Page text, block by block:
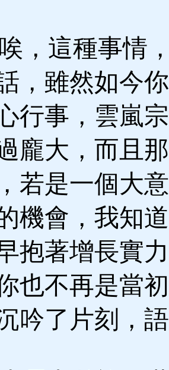
，這種事情
，雖然如今
行事，雲嵐
龐大，而且
若是一個大
機會，我知
抱著增長實
也不再是當
吟了片刻，